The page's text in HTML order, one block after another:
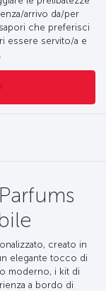
arrivo da/per
che preferisci
essere servito/a e
creato in
elegante tocco di
moderno, i kit di
a bordo di